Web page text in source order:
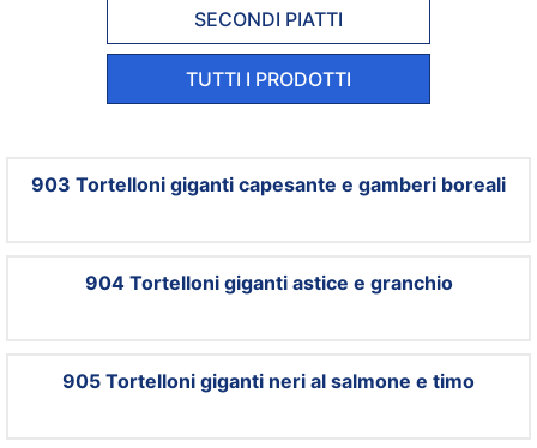
SECONDI PIATTI
TUTTI I PRODOTTI
903 Tortelloni giganti capesante e gamberi boreali
904 Tortelloni giganti astice e granchio
905 Tortelloni giganti neri al salmone e timo